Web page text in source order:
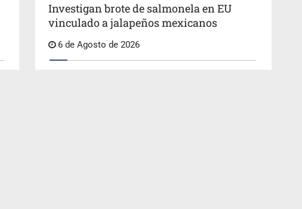
Investigan brote de salmonela en EU
vinculado a jalapeños mexicanos
6 de Agosto de 2026